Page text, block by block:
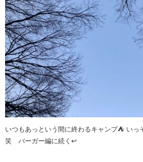
いつもあっという間に終わるキャンプ⛺️ いっ
笑 バーガー編に続く↩️